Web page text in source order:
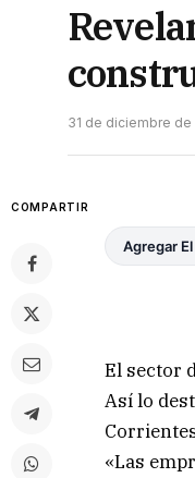
31 de diciembre de
COMPARTIR
Agregar
El sector
Así lo
«Las